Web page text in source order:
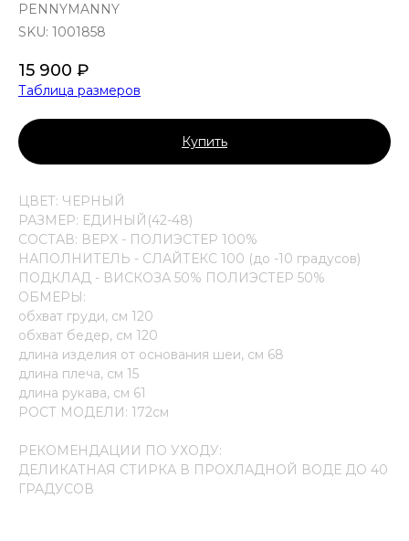
PENNYMANNY
SKU: 1001858
15 900 ₽
Таблица размеров
Купить
ЦВЕТ: ЧЕРНЫЙ
РАЗМЕР: ЕДИНЫЙ(42-48)
СОСТАВ: ВЕРХ - ПОЛИЭСТЕР 100%
НАПОЛНИТЕЛЬ - СЛАЙТЕКС 100 (до -10 градусов)
ПОДКЛАД - ВИСКОЗА 50% ПОЛИЭСТЕР 50%
ОБМЕРЫ:
обхват груди, см 120
обхват бедер, см 120
длина изделия от основания шеи, см 68
длина плеча, см 15
длина рукава, см 61
РОСТ МОДЕЛИ: 172см
РЕКОМЕНДАЦИИ ПО УХОДУ:
ДЕЛИКАТНАЯ СТИРКА В ПРОХЛАДНОЙ ВОДЕ ДО 40
ГРАДУСОВ